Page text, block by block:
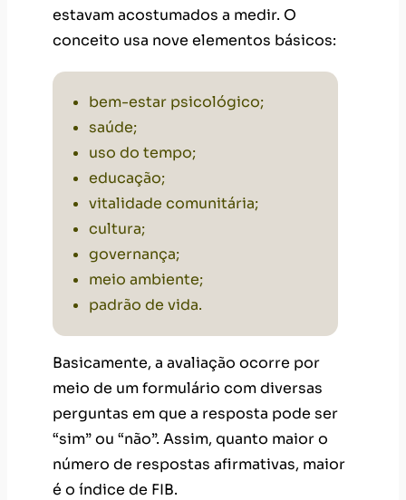
estavam acostumados a medir. O
conceito usa nove elementos básicos:
bem-estar psicológico;
saúde;
uso do tempo;
educação;
vitalidade comunitária;
cultura;
governança;
meio ambiente;
padrão de vida.
Basicamente, a avaliação ocorre por
meio de um formulário com diversas
perguntas em que a resposta pode ser
“sim” ou “não”. Assim, quanto maior o
número de respostas afirmativas, maior
é o índice de FIB.